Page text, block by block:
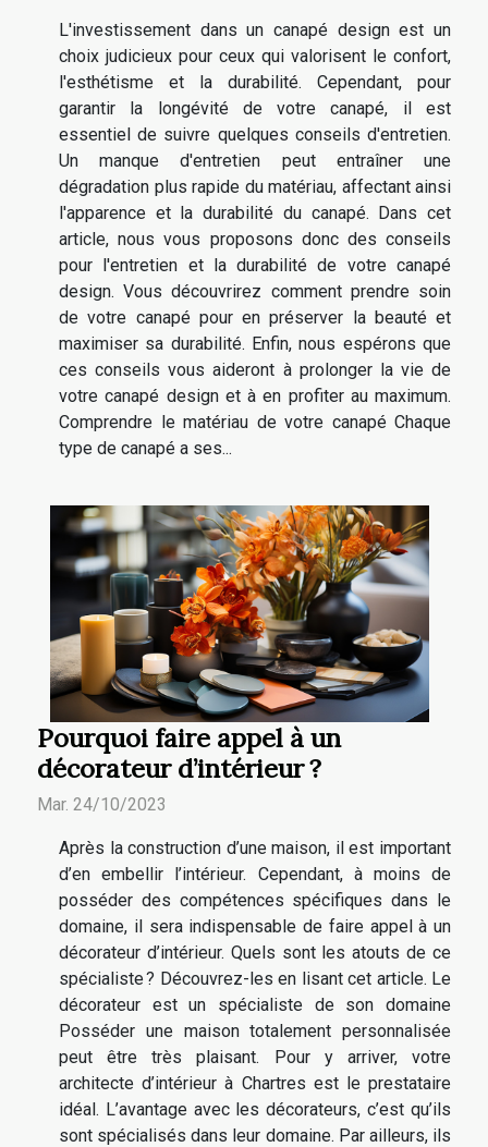
L'investissement dans un canapé design est un
choix judicieux pour ceux qui valorisent le confort,
l'esthétisme et la durabilité. Cependant, pour
garantir la longévité de votre canapé, il est
essentiel de suivre quelques conseils d'entretien.
Un manque d'entretien peut entraîner une
dégradation plus rapide du matériau, affectant ainsi
l'apparence et la durabilité du canapé. Dans cet
article, nous vous proposons donc des conseils
pour l'entretien et la durabilité de votre canapé
design. Vous découvrirez comment prendre soin
de votre canapé pour en préserver la beauté et
maximiser sa durabilité. Enfin, nous espérons que
ces conseils vous aideront à prolonger la vie de
votre canapé design et à en profiter au maximum.
Comprendre le matériau de votre canapé Chaque
type de canapé a ses...
Pourquoi faire appel à un
décorateur d’intérieur ?
Mar. 24/10/2023
Après la construction d’une maison, il est important
d’en embellir l’intérieur. Cependant, à moins de
posséder des compétences spécifiques dans le
domaine, il sera indispensable de faire appel à un
décorateur d’intérieur. Quels sont les atouts de ce
spécialiste ? Découvrez-les en lisant cet article. Le
décorateur est un spécialiste de son domaine
Posséder une maison totalement personnalisée
peut être très plaisant. Pour y arriver, votre
architecte d’intérieur à Chartres est le prestataire
idéal. L’avantage avec les décorateurs, c’est qu’ils
sont spécialisés dans leur domaine. Par ailleurs, ils